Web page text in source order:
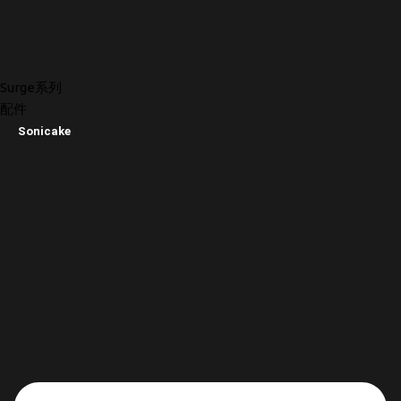
Surge系列
配件
Sonicake